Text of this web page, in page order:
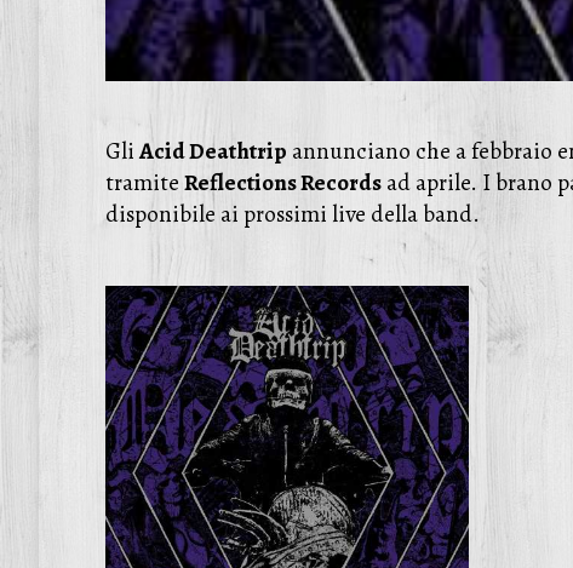
GliAcid Deathtrip annunciano che a febbraio
tramiteReflections Recordsad aprile. I brano
disponibile ai prossimi live della band.